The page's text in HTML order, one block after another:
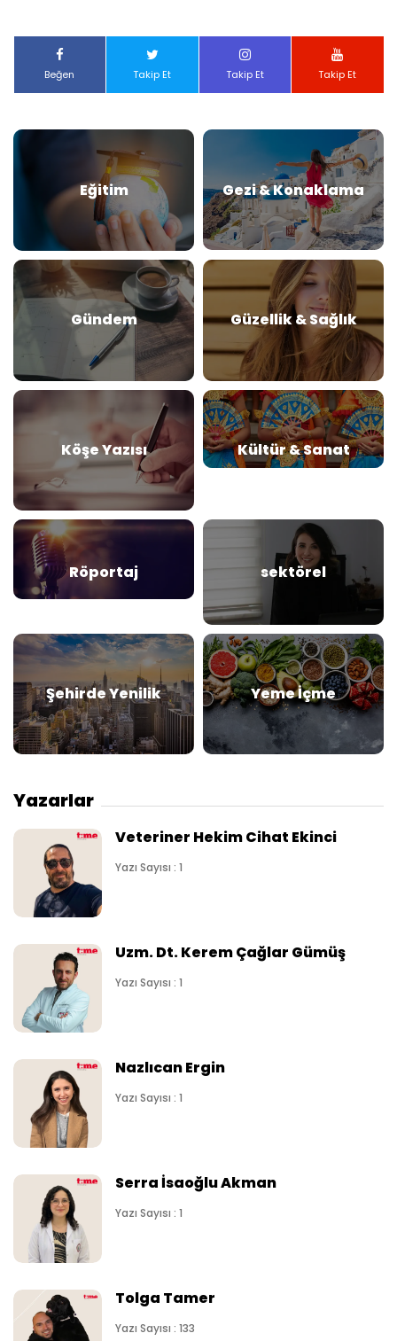
Beğen Takip Et Takip Et Takip Et
Eğitim Gezi & Konaklama
Gündem Güzellik & Sağlık
Köşe Yazısı Kültür & Sanat
Röportaj sektörel
Şehirde Yenilik Yeme İçme
Yazarlar
Veteriner Hekim Cihat Ekinci
Yazı Sayısı : 1
Uzm. Dt. Kerem Çağlar Gümüş
Yazı Sayısı : 1
Nazlıcan Ergin
Yazı Sayısı : 1
Serra İsaoğlu Akman
Yazı Sayısı : 1
Tolga Tamer
Yazı Sayısı : 133